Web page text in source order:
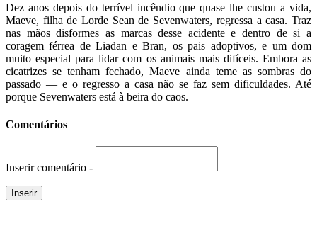
Dez anos depois do terrível incêndio que quase lhe custou a vida,
Maeve, filha de Lorde Sean de Sevenwaters, regressa a casa. Traz
nas mãos disformes as marcas desse acidente e dentro de si a
coragem férrea de Liadan e Bran, os pais adoptivos, e um dom
muito especial para lidar com os animais mais difíceis. Embora as
cicatrizes se tenham fechado, Maeve ainda teme as sombras do
passado — e o regresso a casa não se faz sem dificuldades. Até
porque Sevenwaters está à beira do caos.
Comentários
Inserir comentário -